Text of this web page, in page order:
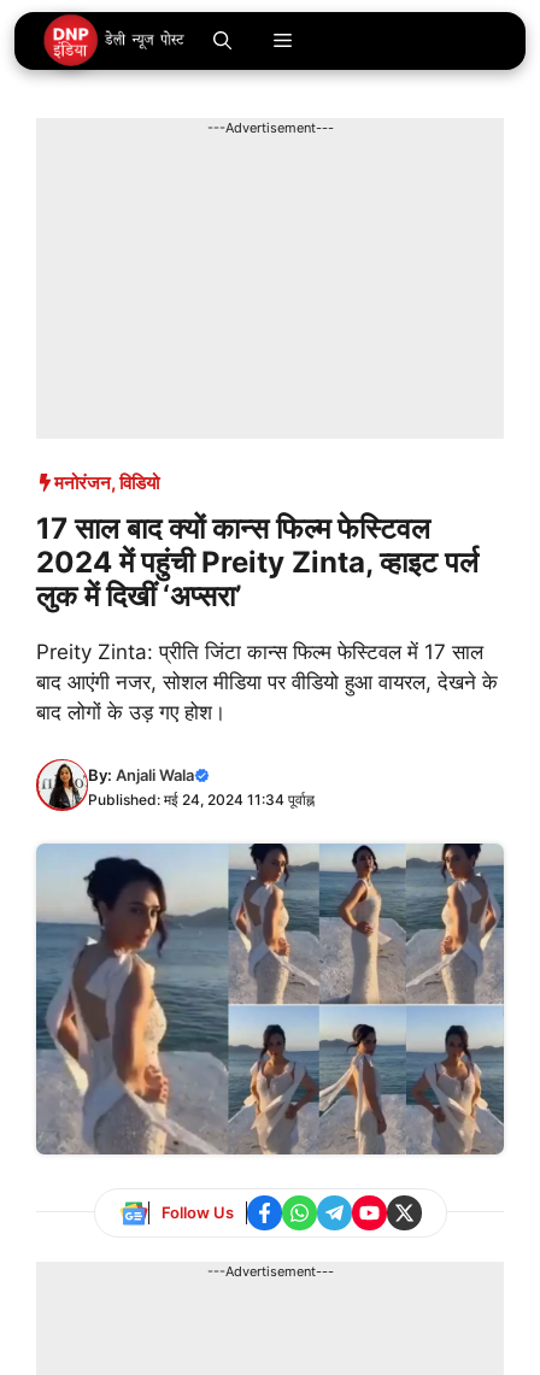
Skip
to
content
Menu
---Advertisement---
मनोरंजन,विडियो
17 साल बाद क्यों कान्स फिल्म फेस्टिवल
2024 में पहुंची Preity Zinta, व्हाइट पर्ल
लुक में दिखीं ‘अप्सरा’
Preity Zinta: प्रीति जिंटा कान्स फिल्म फेस्टिवल में 17 साल
बाद आएंगी नजर, सोशल मीडिया पर वीडियो हुआ वायरल, देखने के
बाद लोगों के उड़ गए होश।
By: Anjali Wala
Published: मई 24, 2024 11:34 पूर्वाह्न
Follow Us
---Advertisement---